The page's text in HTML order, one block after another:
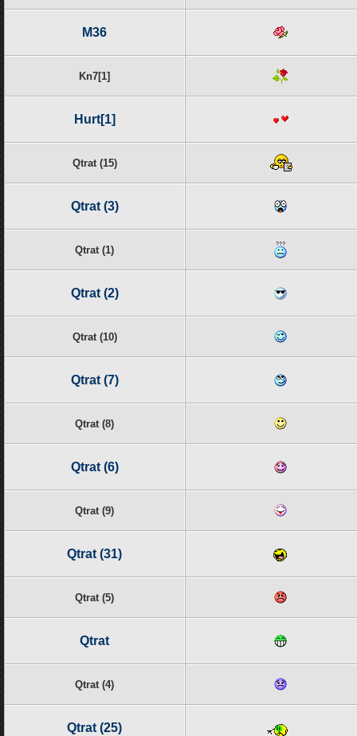
M36
Kn7[1]
Hurt[1]
Qtrat (15)
Qtrat (3)
Qtrat (1)
Qtrat (2)
Qtrat (10)
Qtrat (7)
Qtrat (8)
Qtrat (6)
Qtrat (9)
Qtrat (31)
Qtrat (5)
Qtrat
Qtrat (4)
Qtrat (25)